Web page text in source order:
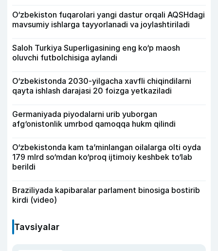
O‘zbekiston fuqarolari yangi dastur orqali AQSHdagi
mavsumiy ishlarga tayyorlanadi va joylashtiriladi
Saloh Turkiya Superligasining eng ko‘p maosh
oluvchi futbolchisiga aylandi
O‘zbekistonda 2030-yilgacha xavfli chiqindilarni
qayta ishlash darajasi 20 foizga yetkaziladi
Germaniyada piyodalarni urib yuborgan
afg‘onistonlik umrbod qamoqqa hukm qilindi
O‘zbekistonda kam ta’minlangan oilalarga olti oyda
179 mlrd so‘mdan ko‘proq ijtimoiy keshbek to‘lab
berildi
Braziliyada kapibaralar parlament binosiga bostirib
kirdi (video)
Tavsiyalar